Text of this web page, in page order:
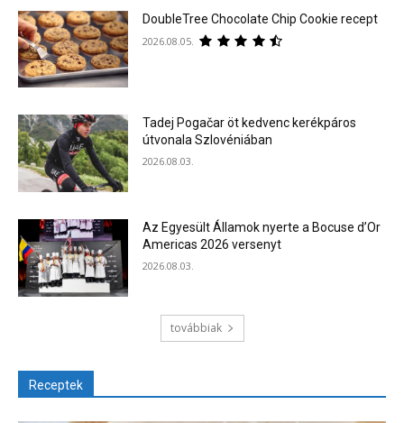
DoubleTree Chocolate Chip Cookie recept
2026.08.05.
Tadej Pogačar öt kedvenc kerékpáros
útvonala Szlovéniában
2026.08.03.
Az Egyesült Államok nyerte a Bocuse d’Or
Americas 2026 versenyt
2026.08.03.
továbbiak
Receptek